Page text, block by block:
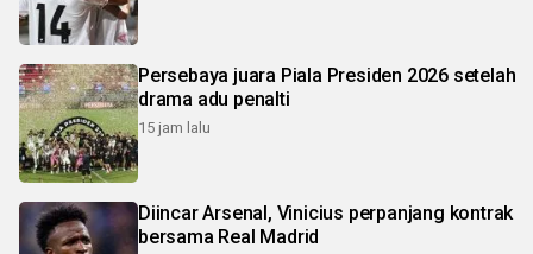
Persebaya juara Piala Presiden 2026 setelah
drama adu penalti
15 jam lalu
Diincar Arsenal, Vinicius perpanjang kontrak
bersama Real Madrid